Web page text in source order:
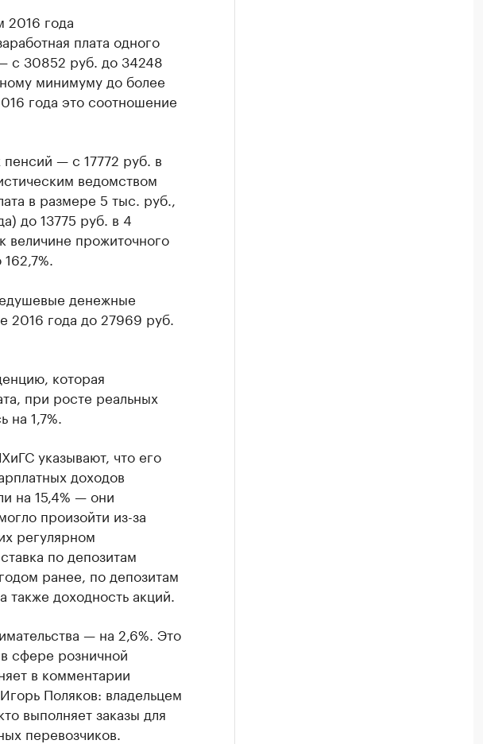
2016 года
плата одного
с 30852 руб. до 34248
минимуму до более
года это соотношение
— с 17772 руб. в
ведомством
в размере 5 тыс. руб.,
до 13775 руб. в 4
величине прожиточного
денежные
2016 года до 27969 руб.
которая
при росте реальных
1,7%.
указывают, что его
доходов
на 15,4% — они
произойти из-за
регулярном
по депозитам
ранее, по депозитам
доходность акций.
— на 2,6%. Это
сфере розничной
в комментарии
Поляков: владельцем
выполняет заказы для
перевозчиков.